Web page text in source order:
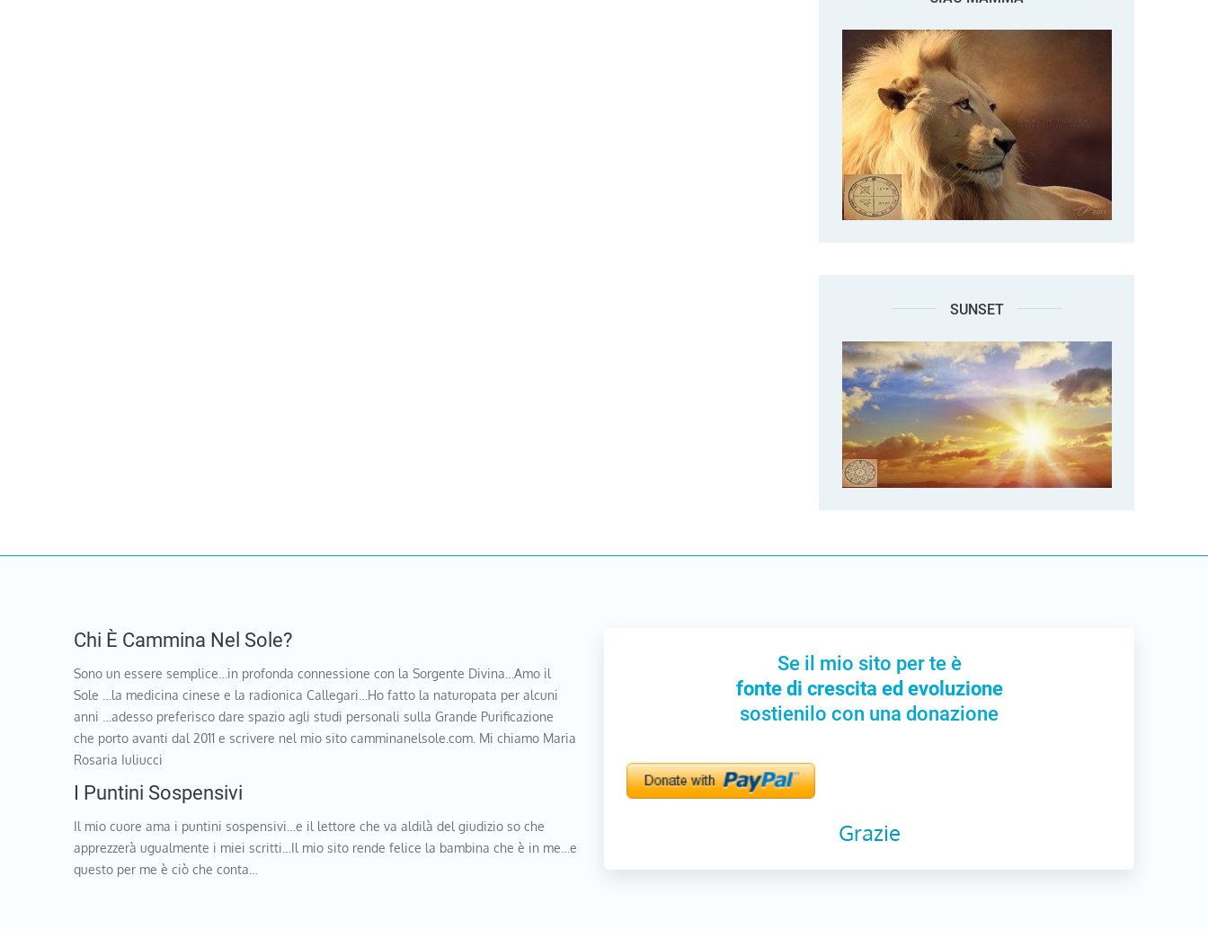
SUNSET
Chi È Cammina Nel Sole?
Sono un essere semplice…in profonda connessione con la Sorgente Divina…Amo il
Sole …la medicina cinese e la radionica Callegari…Ho fatto la naturopata per alcuni
anni …adesso preferisco dare spazio agli studi personali sulla Grande Purificazione
che porto avanti dal 2011 e scrivere nel mio sito camminanelsole.com. Mi chiamo Maria
Rosaria Iuliucci
I Puntini Sospensivi
Il mio cuore ama i puntini sospensivi…e il lettore che va aldilà del giudizio so che
apprezzerà ugualmente i miei scritti…Il mio sito rende felice la bambina che è in me…e
questo per me è ciò che conta…
Se il mio sito per te è
fonte di crescita ed evoluzione
sostienilo con una donazione
Grazie